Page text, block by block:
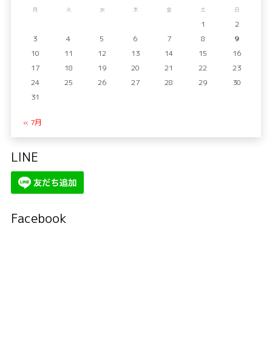
月 火 水 木 金 土 日
1
2
3
4 5 6 7 8
9
10
11 12 13 14 15
16
17
18 19 20 21 22
23
24
25 26 27 28 29
30
31
« 7月
LINE
Facebook